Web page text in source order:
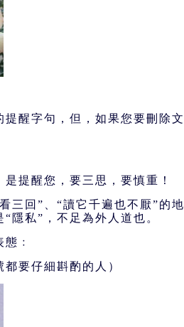
醒字句，但，如果您要刪除文
是提醒您，要三思，要慎重！
三回”、“讀它千遍也不厭”的地
隱私”，不足為外人道也。
﹕
要仔細斟酌的人）